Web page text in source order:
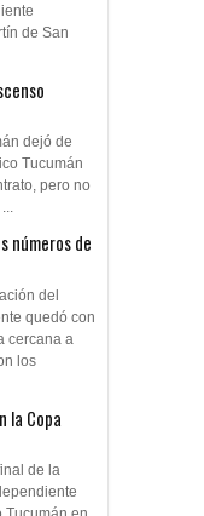
de San
dejó de
Tucumán
pero no
números de
del
quedó con
cercana a
los
la Copa
de la